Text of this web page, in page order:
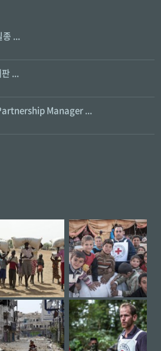
종 ...
...
Manager ...